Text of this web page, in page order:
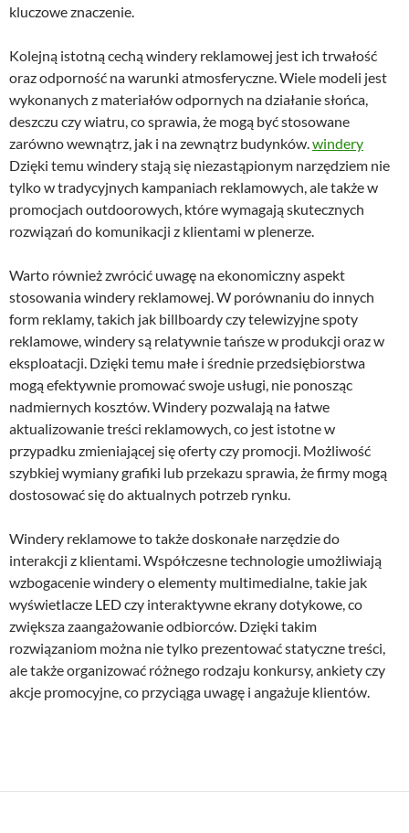
kluczowe znaczenie.
Kolejną istotną cechą windery reklamowej jest ich trwałość
oraz odporność na warunki atmosferyczne. Wiele modeli jest
wykonanych z materiałów odpornych na działanie słońca,
deszczu czy wiatru, co sprawia, że mogą być stosowane
zarówno wewnątrz, jak i na zewnątrz budynków.windery
Dzięki temu windery stają się niezastąpionym narzędziem nie
tylko w tradycyjnych kampaniach reklamowych, ale także w
promocjach outdoorowych, które wymagają skutecznych
rozwiązań do komunikacji z klientami w plenerze.
Warto również zwrócić uwagę na ekonomiczny aspekt
stosowania windery reklamowej. W porównaniu do innych
form reklamy, takich jak billboardy czy telewizyjne spoty
reklamowe, windery są relatywnie tańsze w produkcji oraz w
eksploatacji. Dzięki temu małe i średnie przedsiębiorstwa
mogą efektywnie promować swoje usługi, nie ponosząc
nadmiernych kosztów. Windery pozwalają na łatwe
aktualizowanie treści reklamowych, co jest istotne w
przypadku zmieniającej się oferty czy promocji. Możliwość
szybkiej wymiany grafiki lub przekazu sprawia, że firmy mogą
dostosować się do aktualnych potrzeb rynku.
Windery reklamowe to także doskonałe narzędzie do
interakcji z klientami. Współczesne technologie umożliwiają
wzbogacenie windery o elementy multimedialne, takie jak
wyświetlacze LED czy interaktywne ekrany dotykowe, co
zwiększa zaangażowanie odbiorców. Dzięki takim
rozwiązaniom można nie tylko prezentować statyczne treści,
ale także organizować różnego rodzaju konkursy, ankiety czy
akcje promocyjne, co przyciąga uwagę i angażuje klientów.